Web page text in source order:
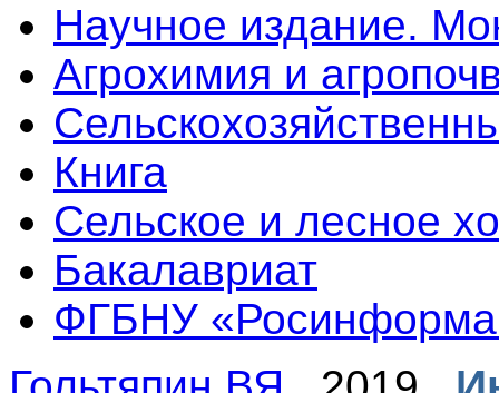
Научное издание.
Агрохимия и
Книга
Сельское и лесное
Бакалавриат
ФГБНУ